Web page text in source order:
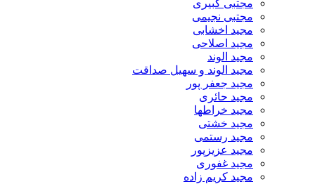
مجتبی کبیری
مجتبی نجیمی
مجید اخشابی
مجید اصلاحی
مجید الوند‎
مجید الوند و سهیل صداقت
مجید جعفر پور
مجید حائری
مجید خراطها
مجید خشتی
مجید رستمی
مجید عزیزپور
مجید غفوری
مجید کریم زاده